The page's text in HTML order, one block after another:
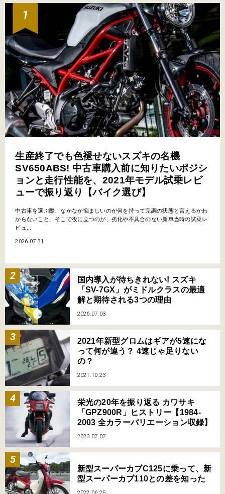
生産終了でも色褪せないスズキの名機
SV650ABS! 中古車購入前に知りたいポジシ
ョンと走行性能を、2021年モデル試乗レビ
ューで振り返り【バイク選び】
中古車を選ぶ際、なかなか悩ましいのが何を持って完調の状態と言えるかわ
からないこと。そこで役に立つのが、劣化や不具合のない新車当時の試乗レ
ビュ...
2026.07.31
国内導入が待ちきれない! スズキ
「SV-7GX」がミドルクラスの最適
解と期待される3つの理由
2026.07.03
2021年新型グロムはギアが5速にな
って何が違う？ 4速じゃ足りない
の？
2021.10.23
栄光の20年を振り返る カワサキ
「GPZ900R」ヒストリー【1984-
2003 全カラーバリエーション収録】
2023.07.07
新型スーパーカブC125に乗って、新
型スーパーカブ110との差を知った